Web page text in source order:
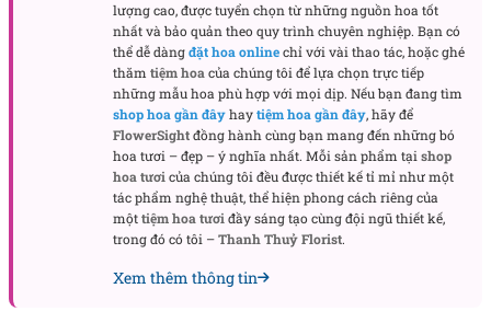
Không chỉ dừng ở hình thức, bó hoa còn mang đến
cảm giác lôi cuốn từ bên trong. Sắc cam gợi sự nồng
nhiệt và khát vọng, còn sắc trắng biểu trưng cho sự
chân thành, tinh khiết. Khi cùng hòa quyện, chúng
kể nên một câu chuyện về tình cảm vẹn nguyên và
sự trân trọng khó phai.
Khi nào Vẻ Đẹp Bí Ẩn trở thành món quà trọn
Bó hoa chỉ thật sự tỏa sáng khi được trao đi trong
lượng cao, được tuyển chọn từ những nguồn hoa tốt
nhất và bảo quản theo quy trình chuyên nghiệp. Bạn có
thể dễ dàngđặt hoa onlinechỉ với vài thao tác, hoặc ghé
thămtiệm hoacủa chúng tôi để lựa chọn trực tiếp
những mẫu hoa phù hợp với mọi dịp. Nếu bạn đang tìm
shop hoa gần đâyhaytiệm hoa gần đây, hãy để
FlowerSightđồng hành cùng bạn mang đến những bó
hoa tươi – đẹp – ý nghĩa nhất. Mỗi sản phẩm tạishop
hoa tươicủa chúng tôi đều được thiết kế tỉ mỉ như một
tác phẩm nghệ thuật, thể hiện phong cách riêng của
mộttiệm hoa tươiđầy sáng tạo cùng đội ngũ thiết kế,
trong đó có tôi –Thanh Thuỷ Florist.
Xem thêm thông tin